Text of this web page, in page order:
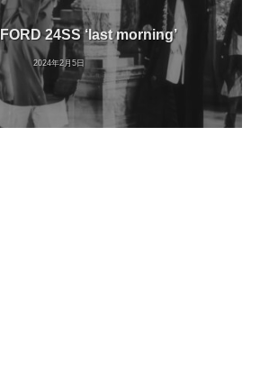
24SS ‘last morning’
2024年2月5日